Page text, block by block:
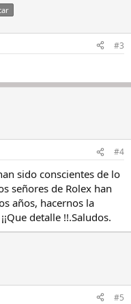
#3
#4
sido conscientes de lo
señores de Rolex han
años, hacernos la
detalle !!.Saludos.
#5